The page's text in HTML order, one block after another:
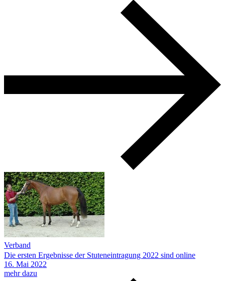
Verband
Die ersten Ergebnisse der Stuteneintragung 2022 sind online
16. Mai 2022
mehr dazu